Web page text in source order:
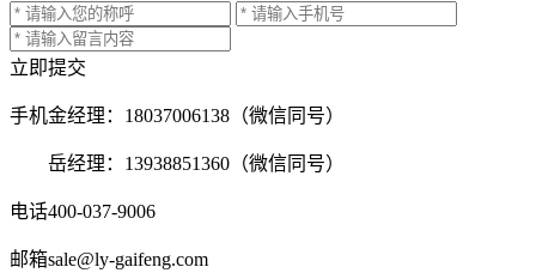
立即提交
手机金经理：18037006138（微信同号）
岳经理：13938851360（微信同号）
电话400-037-9006
邮箱sale@ly-gaifeng.com